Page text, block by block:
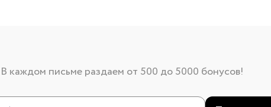
каждом письме раздаем от 500 до 5000 бонусов!